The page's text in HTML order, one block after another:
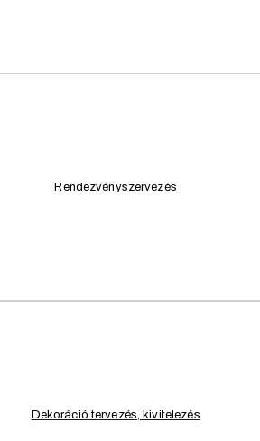
Rendezvényszervezés
Dekoráció tervezés, kivitelezés
Világító bútoraink